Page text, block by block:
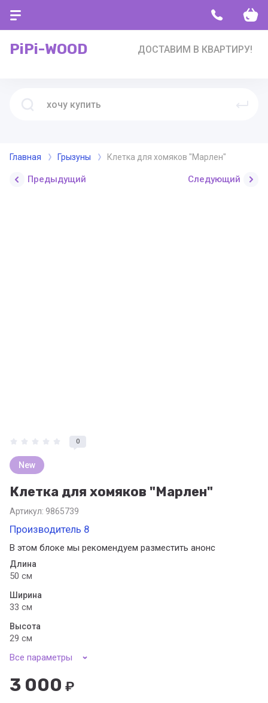
PiPi-WOOD ДОСТАВИМ В КВАРТИРУ!
Главная Грызуны Клетка для хомяков "Марлен"
Предыдущий Следующий
0
New
Клетка для хомяков "Марлен"
Артикул: 9865739
Производитель 8
В этом блоке мы рекомендуем разместить анонс
Длина
50 см
Ширина
33 см
Высота
29 см
Все параметры
3 000 ₽